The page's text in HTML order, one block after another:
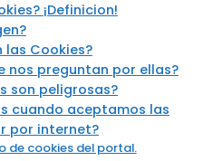
¡Definicion!
las Cookies?
nos preguntan por ellas?
son peligrosas?
cuando aceptamos las
por internet?
de cookies del portal.